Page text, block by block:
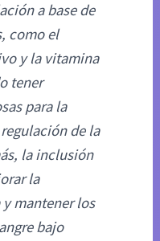
a base de
como el
y la vitamina
tener
para la
de la
la inclusión
la
mantener los
bajo